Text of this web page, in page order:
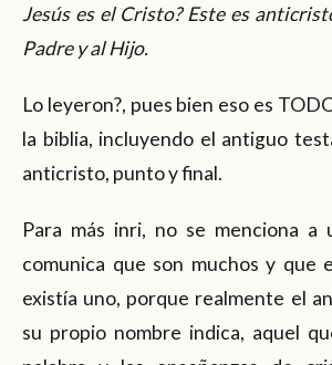
Jesús es el Cristo? Este es
Padre y al Hijo.
Lo leyeron?, pues bien eso es
la biblia, incluyendo el antiguo
anticristo, punto y final.
Para más inri, no se menciona a
comunica que son muchos y que
existía uno, porque realmente el
su propio nombre indica, aquel